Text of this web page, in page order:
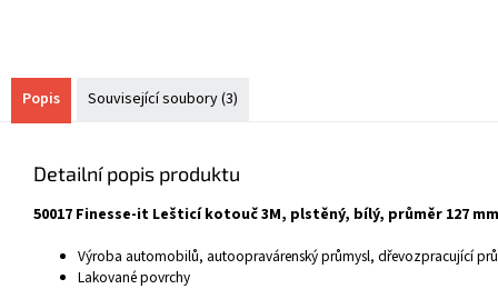
Popis Související soubory (3)
Detailní popis produktu
50017 Finesse-it Lešticí kotouč 3M, plstěný, bílý, průměr 127 mm
Výroba automobilů, autoopravárenský průmysl, dřevozpracující
Lakované povrchy